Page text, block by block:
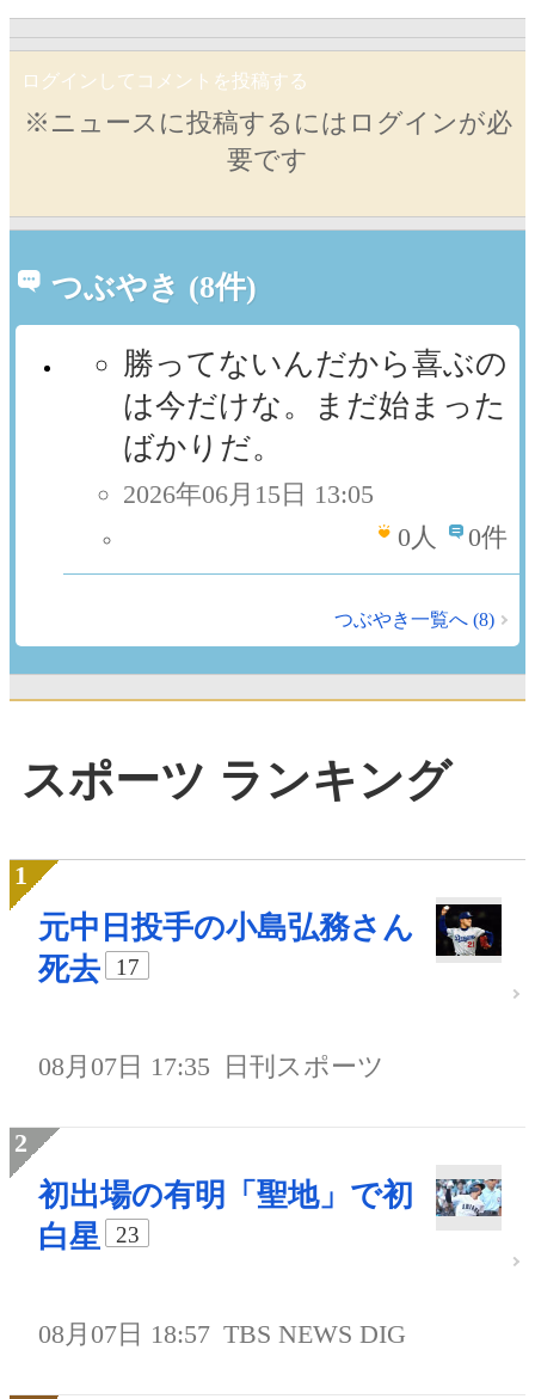
ログインしてコメントを投稿する
※ニュースに投稿するにはログインが必
要です
つぶやき (8件)
勝ってないんだから喜ぶの
は今だけな。まだ始まった
ばかりだ。
2026年06月15日 13:05
0人 0件
つぶやき一覧へ (8)
スポーツ ランキング
元中日投手の小島弘務さん
死去
17
08月07日 17:35 日刊スポーツ
初出場の有明「聖地」で初
白星
23
08月07日 18:57 TBS NEWS DIG